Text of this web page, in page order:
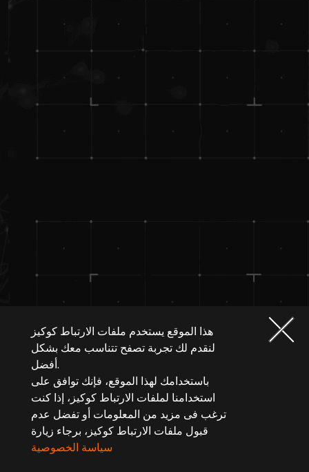
هذا الموقع يستخدم ملفات الارتباط كوكيز
لنقدم لك تجربة تصفح تتناسب معك بشكل
أفضل.
باستخدامك لهذا الموقع، فإنك توافق على
استخدامنا لملفات الارتباط كوكيز، إذا كنت
ترغب فى مزيد من المعلومات أو تفضل عدم
قبول ملفات الارتباط كوكيز، برجاء زيارة
سياسة الخصوصية